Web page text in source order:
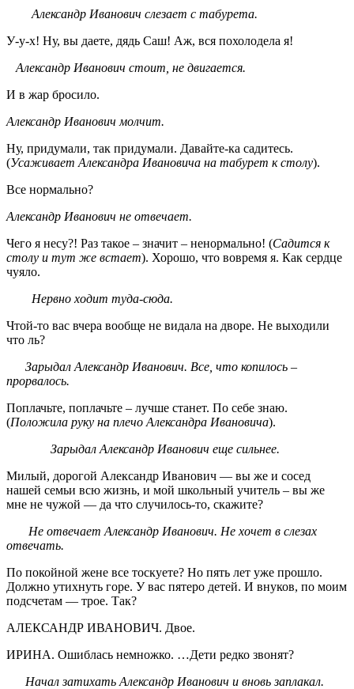
Александр Иванович слезает с табурета.
У-у-х! Ну, вы даете, дядь Саш! Аж, вся похолодела я!
Александр Иванович стоит, не двигается.
И в жар бросило.
Александр Иванович молчит.
Ну, придумали, так придумали. Давайте-ка садитесь.
(Усаживает Александра Ивановича на табурет к столу).
Все нормально?
Александр Иванович не отвечает.
Чего я несу?! Раз такое – значит – ненормально! (Садится к
столу и тут же встает). Хорошо, что вовремя я. Как сердце
чуяло.
Нервно ходит туда-сюда.
Чтой-то вас вчера вообще не видала на дворе. Не выходили
что ль?
Зарыдал Александр Иванович. Все, что копилось –
прорвалось.
Поплачьте, поплачьте – лучше станет. По себе знаю.
(Положила руку на плечо Александра Ивановича).
Зарыдал Александр Иванович еще сильнее.
Милый, дорогой Александр Иванович — вы же и сосед
нашей семьи всю жизнь, и мой школьный учитель – вы же
мне не чужой — да что случилось-то, скажите?
Не отвечает Александр Иванович. Не хочет в слезах
отвечать.
По покойной жене все тоскуете? Но пять лет уже прошло.
Должно утихнуть горе. У вас пятеро детей. И внуков, по моим
подсчетам — трое. Так?
АЛЕКСАНДР ИВАНОВИЧ. Двое.
ИРИНА. Ошиблась немножко. …Дети редко звонят?
Начал затихать Александр Иванович и вновь заплакал.